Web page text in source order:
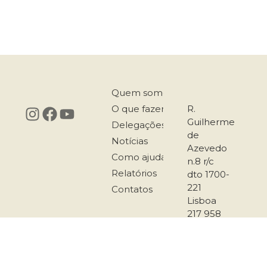
Quem somos
O que fazemos
Delegações
Notícias
Como ajudar
Relatórios
Contatos
R.
Guilherme
de
Azevedo
n.8 r/c
dto 1700-
221
Lisboa
217 958